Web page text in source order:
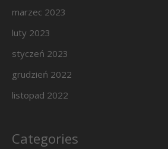
marzec 2023
luty 2023
styczeń 2023
grudzień 2022
listopad 2022
Categories